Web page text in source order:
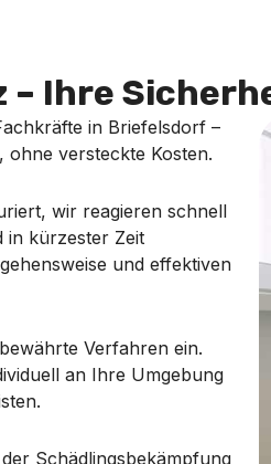
– Ihre
in Briefelsdorf –
versteckte Kosten.
wir reagieren schnell
in kürzester Zeit
und effektiven
Verfahren ein.
an Ihre Umgebung
Schädlingsbekämpfung